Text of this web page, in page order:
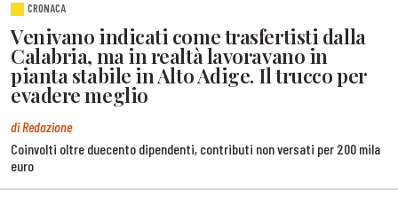
CRONACA
Venivano indicati come trasfertisti dalla
Calabria, ma in realtà lavoravano in
pianta stabile in Alto Adige. Il trucco per
evadere meglio
di Redazione
Coinvolti oltre duecento dipendenti, contributi non versati per 200 mila
euro